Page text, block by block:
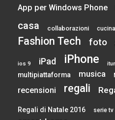
App per Windows Phone
casa collaborazioni cucina
Fashion Tech foto
ios 9 iPad iPhone
multipiattaforma musica
recensioni regali
Regali di Natale 2016 serie tv